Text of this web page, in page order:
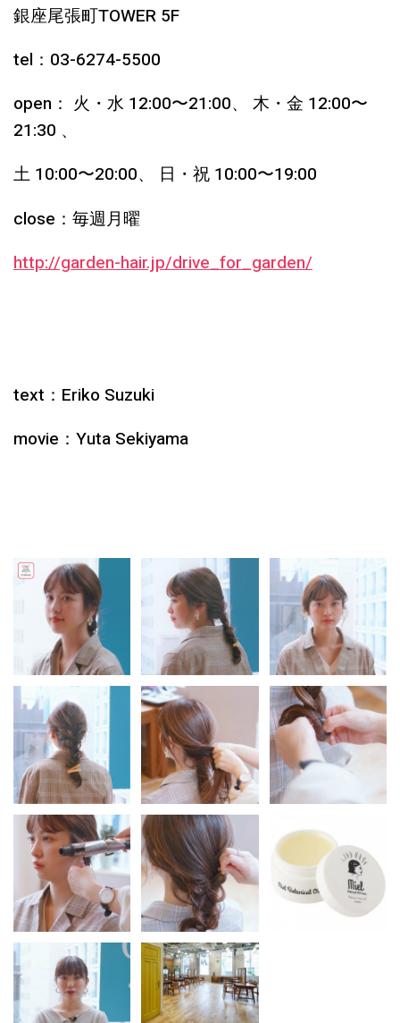
銀座尾張町TOWER 5F
tel：03-6274-5500
open： ⽕・⽔ 12:00〜21:00、 ⽊・⾦ 12:00〜
21:30 、
⼟ 10:00〜20:00、 ⽇・祝 10:00〜19:00
close：毎週⽉曜
http://garden-hair.jp/drive_for_garden/
text：Eriko Suzuki
movie：Yuta Sekiyama